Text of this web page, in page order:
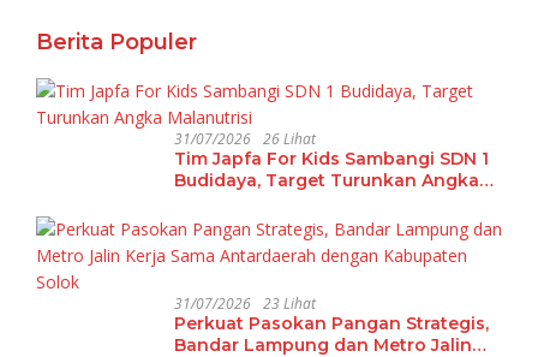
Berita Populer
31/07/2026 26 Lihat
Tim Japfa For Kids Sambangi SDN 1
Budidaya, Target Turunkan Angka
31/07/2026 23 Lihat
Perkuat Pasokan Pangan Strategis,
Bandar Lampung dan Metro Jalin